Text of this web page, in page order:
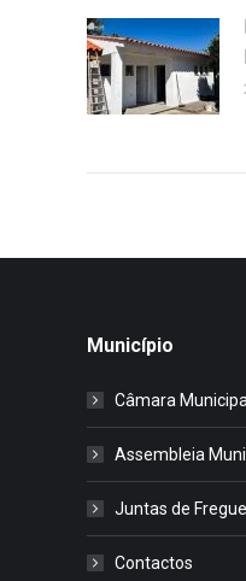
Município
Câmara
Assembleia
Juntas de
Contactos